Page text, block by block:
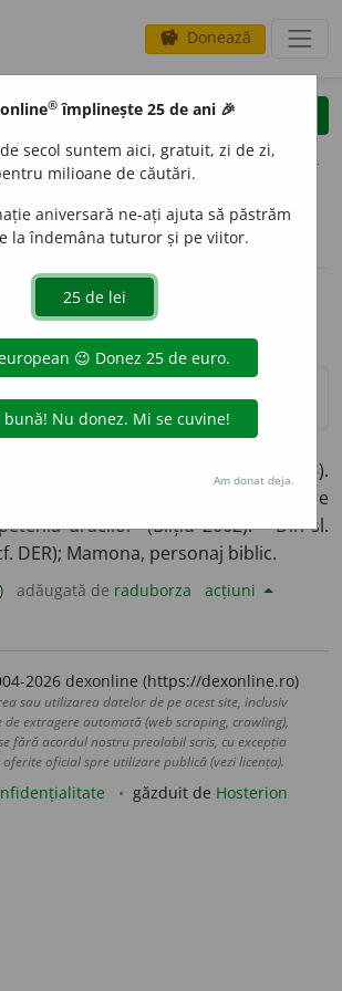
savings Donează
clear
opțiuni
volume_up (4)
712508:
și regionalisme
– Diavolul banului (Țiplea 1906).
(DER). Mamonul dracilor, „mai mare
dracilor” (Bilțiu 2002). – Din sl.
DER); Mamona, personaj biblic.
adăugată de raduborza acțiuni
2026 dexonline (https://dexonline.ro)
sau utilizarea datelor de pe acest site, inclusiv
extragere automată (web scraping, crawling),
fără acordul nostru prealabil scris, cu excepția
oficial spre utilizare publică (vezi licența).
găzduit de Hosterion
® împlinește 25 de ani 🎉
secol suntem aici, gratuit, zi de zi,
milioane de căutări.
aniversară ne-ați ajuta să păstrăm
la îndemâna tuturor și pe viitor.
Am donat deja.